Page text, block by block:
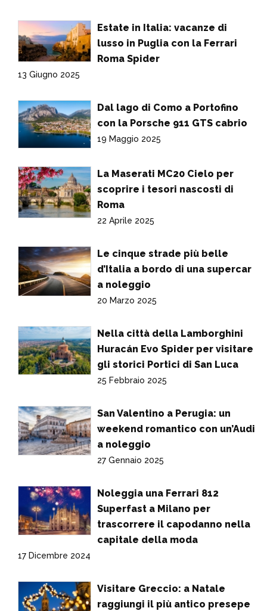
Estate in Italia: vacanze di
lusso in Puglia con la Ferrari
Roma Spider
13 Giugno 2025
Dal lago di Como a Portofino
con la Porsche 911 GTS cabrio
19 Maggio 2025
La Maserati MC20 Cielo per
scoprire i tesori nascosti di
Roma
22 Aprile 2025
Le cinque strade più belle
d’Italia a bordo di una supercar
a noleggio
20 Marzo 2025
Nella città della Lamborghini
Huracán Evo Spider per visitare
gli storici Portici di San Luca
25 Febbraio 2025
San Valentino a Perugia: un
weekend romantico con un’Audi
a noleggio
27 Gennaio 2025
Noleggia una Ferrari 812
Superfast a Milano per
trascorrere il capodanno nella
capitale della moda
17 Dicembre 2024
Visitare Greccio: a Natale
raggiungi il più antico presepe